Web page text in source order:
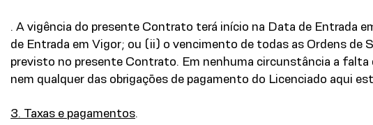
. A vigência do presente Contrato terá início na Data de Entrada
de Entrada em Vigor; ou (ii) o vencimento de todas as Ordens de
previsto no presente Contrato. Em nenhuma circunstância a
nem qualquer das obrigações de pagamento do Licenciado aqui
3. Taxas e pagamentos.